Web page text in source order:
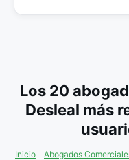
Los 20
Desleal más
Inicio Abogados